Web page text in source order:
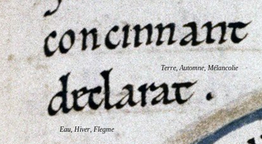
Terre,Automne,Mélancolie
Eau,Hiver,Flegme